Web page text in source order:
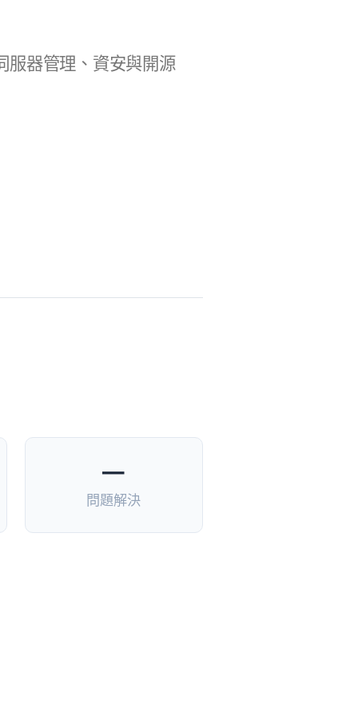
器管理、資安與開源
—
問題解決